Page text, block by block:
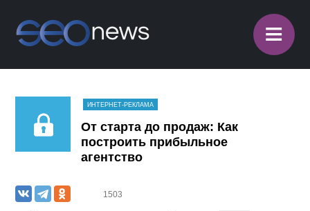
≡
ИНТЕРНЕТ-РЕКЛАМА
От старта до продаж: Как
построить прибыльное
агентство
1503